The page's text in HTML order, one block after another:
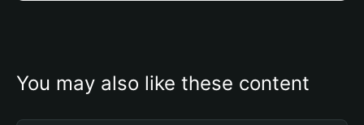
You may also like these content